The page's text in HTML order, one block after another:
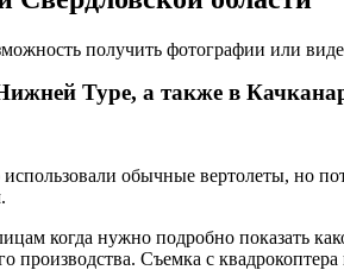
получить фотографии или
Туре, а также в
обычные вертолеты, но
когда нужно подробно показать
производства. Съемка с